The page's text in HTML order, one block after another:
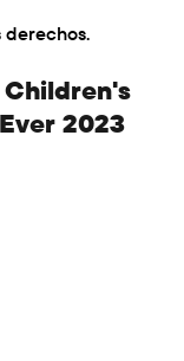
derechos.
2023